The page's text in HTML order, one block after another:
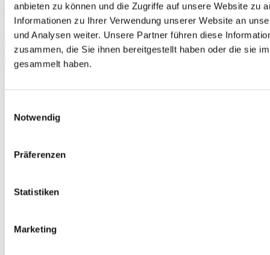
anbieten zu können und die Zugriffe auf unsere Website zu
Informationen zu Ihrer Verwendung unserer Website an
und Analysen weiter. Unsere Partner führen diese
zusammen, die Sie ihnen bereitgestellt haben oder die sie
gesammelt haben.
Notwendig
Präferenzen
Statistiken
Marketing
Auf jeden Fall! Deutsch A2.2 Kurs- und Arbeitsbuch E-Book
10,50 €
In den Warenkorb